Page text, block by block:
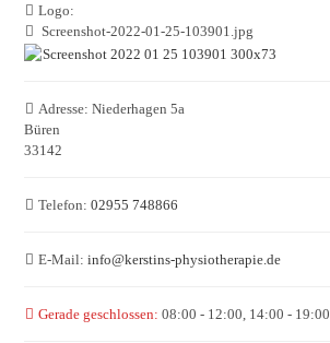
Logo:
Screenshot-2022-01-25-103901.jpg
Adresse: Niederhagen 5a
Büren
33142
Telefon: 02955 748866
E-Mail: info@kerstins-physiotherapie.de
Gerade geschlossen: 08:00 - 12:00, 14:00 - 19:00